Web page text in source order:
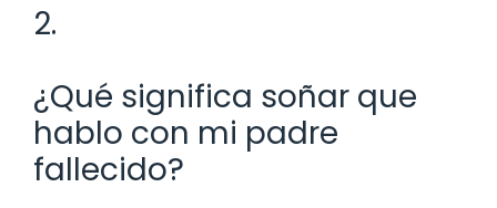
2.
¿Qué significa soñar que
hablo con mi padre
fallecido?